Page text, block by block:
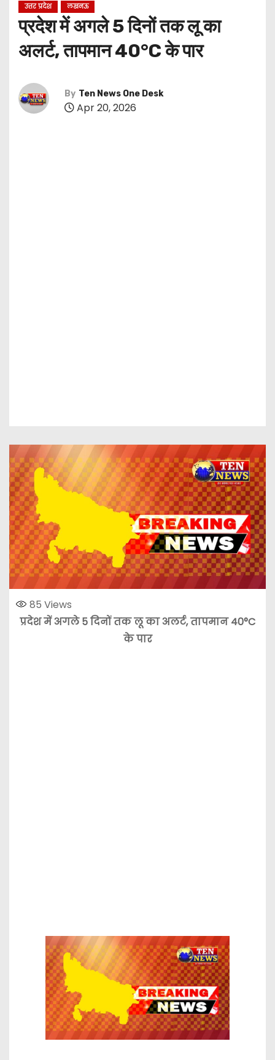
उत्तर प्रदेश लखनऊ
प्रदेश में अगले 5 दिनों तक लू का
अलर्ट, तापमान 40°C के पार
By Ten News One Desk
Apr 20, 2026
85 Views
प्रदेश में अगले 5 दिनों तक लू का अलर्ट, तापमान 40°C
के पार